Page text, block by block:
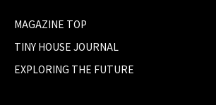
MAGAZINE TOP
TINY HOUSE JOURNAL
EXPLORING THE FUTURE